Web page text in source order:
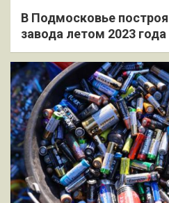
В Подмосковье
завода летом 2023 года